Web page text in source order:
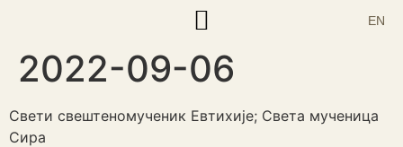
EN
2022-09-06
Свети свештеномученик Евтихије; Света мученица
Сира